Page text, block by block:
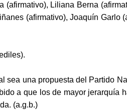
Liliana Berna
(afirmativo), Joaquín Garlo
una propuesta del Partido
a que los de mayor jerarquía
(a.g.b.)